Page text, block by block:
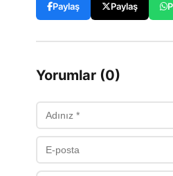
Paylaş Paylaş
Yorumlar (0)